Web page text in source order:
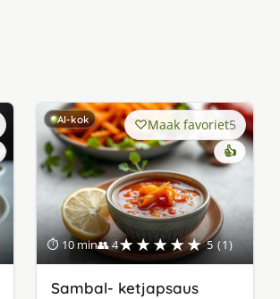
AI-kok
⏱ 10 min👥 4★★★★★ 5 (1)
Maak favoriet5
👍
Sambal- ketjapsaus